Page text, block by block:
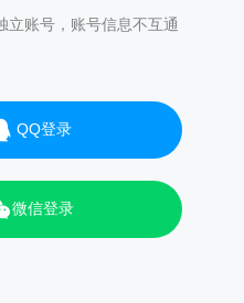
立账号，账号信息不互通
QQ登录
微信登录